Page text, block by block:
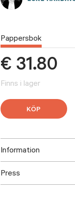
Pappersbok
€ 31.80
Finns i lager
KÖP
Information
ISBN:
Press